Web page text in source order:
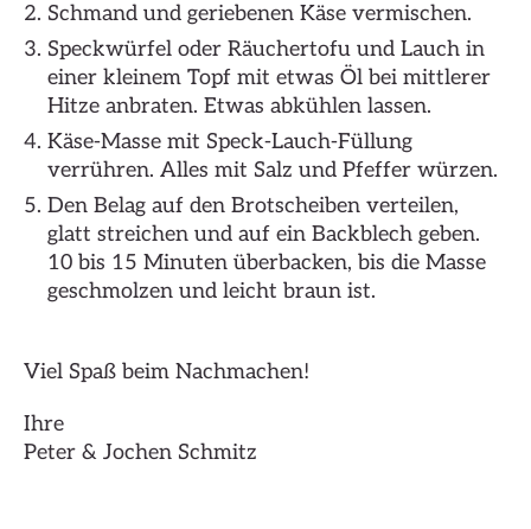
Schmand und geriebenen Käse vermischen.
Speckwürfel oder Räuchertofu und Lauch in
einer kleinem Topf mit etwas Öl bei mittlerer
Hitze anbraten. Etwas abkühlen lassen.
Käse-Masse mit Speck-Lauch-Füllung
verrühren. Alles mit Salz und Pfeffer würzen.
Den Belag auf den Brotscheiben verteilen,
glatt streichen und auf ein Backblech geben.
10 bis 15 Minuten überbacken, bis die Masse
geschmolzen und leicht braun ist.
Viel Spaß beim Nachmachen!
Ihre
Peter & Jochen Schmitz